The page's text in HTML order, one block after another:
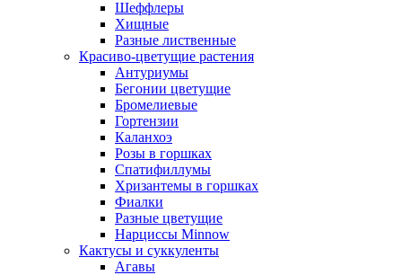
Шеффлеры
Хищные
Разные лиственные
Красиво-цветущие растения
Антуриумы
Бегонии цветущие
Бромелиевые
Гортензии
Каланхоэ
Розы в горшках
Спатифиллумы
Хризантемы в горшках
Фиалки
Разные цветущие
Нарциссы Minnow
Кактусы и суккуленты
Агавы